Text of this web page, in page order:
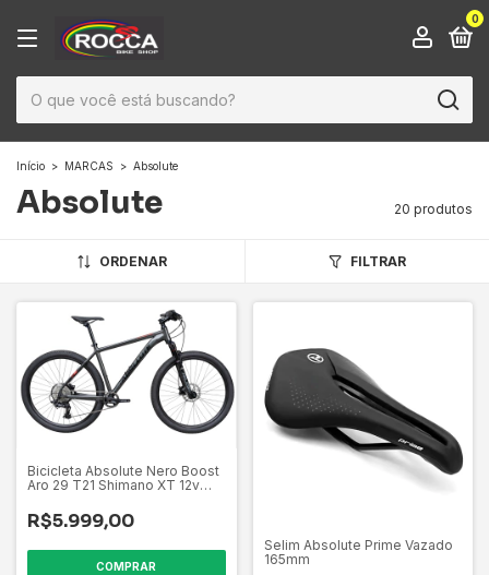
0
Início > MARCAS > Absolute
Absolute 20 produtos
ORDENAR FILTRAR
Bicicleta Absolute Nero Boost
Aro 29 T21 Shimano XT 12v
R$5.999,00
COMPRAR
Selim Absolute Prime Vazado
165mm